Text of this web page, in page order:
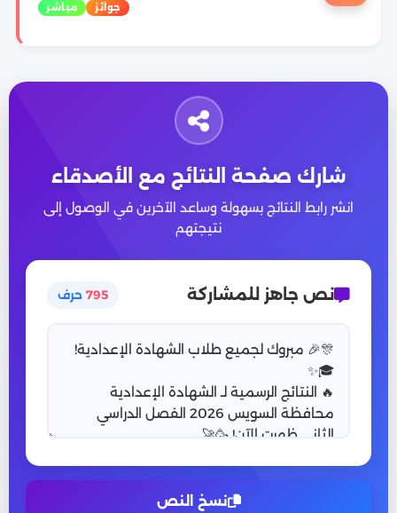
جوائز مباشر
شارك صفحة النتائج مع الأصدقاء
انشر رابط النتائج بسهولة وساعد الآخرين في الوصول إلى
نتيجتهم
نص جاهز للمشاركة 795حرف
نسخ النص